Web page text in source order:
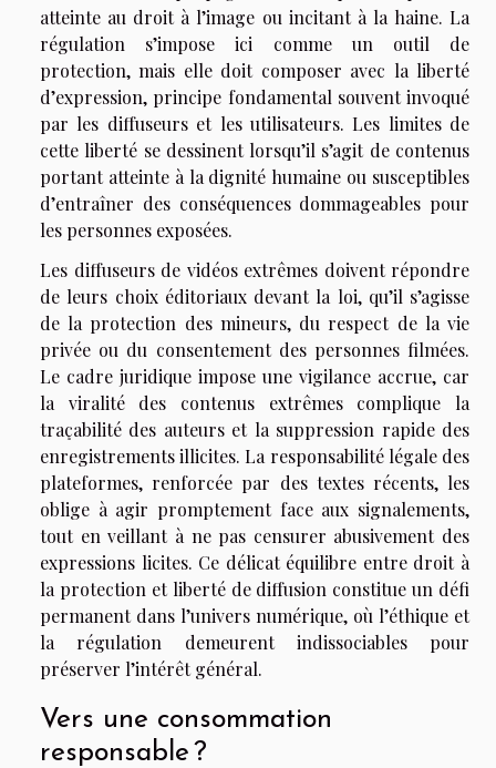
atteinte au droit à l’image ou incitant à la haine. La
régulation s’impose ici comme un outil de
protection, mais elle doit composer avec la liberté
d’expression, principe fondamental souvent invoqué
par les diffuseurs et les utilisateurs. Les limites de
cette liberté se dessinent lorsqu’il s’agit de contenus
portant atteinte à la dignité humaine ou susceptibles
d’entraîner des conséquences dommageables pour
les personnes exposées.
Les diffuseurs de vidéos extrêmes doivent répondre
de leurs choix éditoriaux devant la loi, qu’il s’agisse
de la protection des mineurs, du respect de la vie
privée ou du consentement des personnes filmées.
Le cadre juridique impose une vigilance accrue, car
la viralité des contenus extrêmes complique la
traçabilité des auteurs et la suppression rapide des
enregistrements illicites. La responsabilité légale des
plateformes, renforcée par des textes récents, les
oblige à agir promptement face aux signalements,
tout en veillant à ne pas censurer abusivement des
expressions licites. Ce délicat équilibre entre droit à
la protection et liberté de diffusion constitue un défi
permanent dans l’univers numérique, où l’éthique et
la régulation demeurent indissociables pour
préserver l’intérêt général.
Vers une consommation
responsable ?